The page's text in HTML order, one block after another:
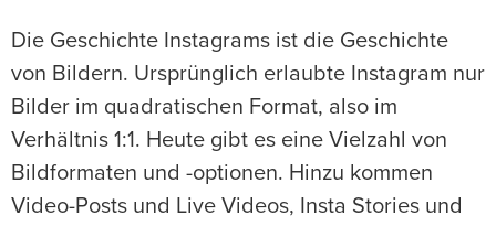
Die Geschichte Instagrams ist die Geschichte
von Bildern. Ursprünglich erlaubte Instagram nur
Bilder im quadratischen Format, also im
Verhältnis 1:1. Heute gibt es eine Vielzahl von
Bildformaten und -optionen. Hinzu kommen
Video-Posts und Live Videos, Insta Stories und